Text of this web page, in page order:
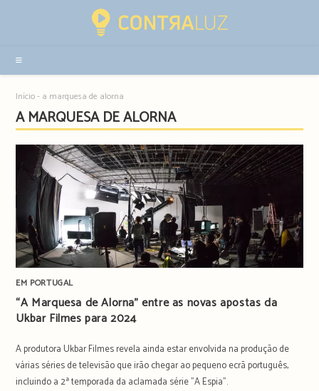
sidebar
Início- a marquesa de alorna
A MARQUESA DE ALORNA
EM PORTUGAL
“A Marquesa de Alorna” entre as novas apostas da
Ukbar Filmes para 2024
A produtora Ukbar Filmes revela ainda estar envolvida na produção de
várias séries de televisão que irão chegar ao pequeno ecrã português,
incluindo a 2ª temporada da aclamada série "A Espia".